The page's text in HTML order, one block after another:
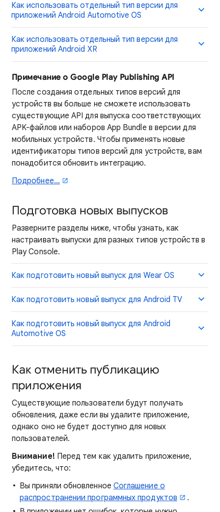
Как использовать отдельный тип версии для
приложений Android Automotive OS
Как использовать отдельный тип версии для
приложений Android XR
Примечание оGoogle Play Publishing API
После создания отдельных типов версий для
устройств вы больше не сможете использовать
существующие API для выпуска соответствующих
APK-файлов или наборов App Bundle в версии для
мобильных устройств. Чтобы применять новые
идентификаторы типов версий для устройств, вам
понадобится обновить интеграцию.
Подробнее…
Подготовка новых выпусков
Разверните разделы ниже, чтобы узнать, как
настраивать выпуски для разных типов устройств в
Play Console.
Как подготовить новый выпуск для Wear OS
Как подготовить новый выпуск для Android TV
Как подготовить новый выпуск для Android
Automotive OS
Как отменить публикацию
приложения
Существующие пользователи будут получать
обновления, даже если вы удалите приложение,
однако оно не будет доступно для новых
пользователей.
Внимание! Перед тем как удалить приложение,
убедитесь, что:
Вы приняли обновленное Соглашение о
распространении программных продуктов
.